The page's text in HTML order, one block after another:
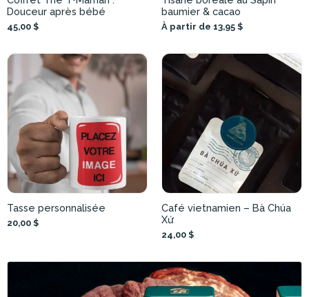
Douceur après bébé
45,00 $
baumier & cacao
À partir de 13,95 $
Tasse personnalisée
20,00 $
Café vietnamien – Bà Chúa
Xứ
24,00 $